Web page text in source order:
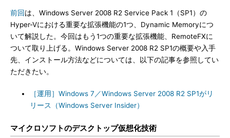
前回は、Windows Server 2008 R2 Service Pack 1（SP1）の
Hyper-Vにおける重要な拡張機能の1つ、Dynamic Memoryにつ
いて解説した。今回はもう1つの重要な拡張機能、RemoteFXに
ついて取り上げる。Windows Server 2008 R2 SP1の概要や入手
先、インストール方法などについては、以下の記事を参照してい
ただきたい。
［運用］Windows 7／Windows Server 2008 R2 SP1がリ
リース（Windows Server Insider）
マイクロソフトのデスクトップ仮想化技術